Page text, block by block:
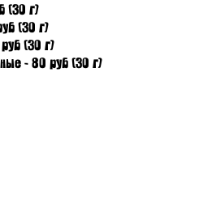
(30 г)
(30 г)
(30 г)
- 80 руб (30 г)